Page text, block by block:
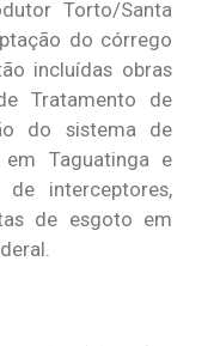
Torto/Santa
do córrego
incluídas obras
Tratamento de
do sistema de
Taguatinga e
interceptores,
de esgoto em